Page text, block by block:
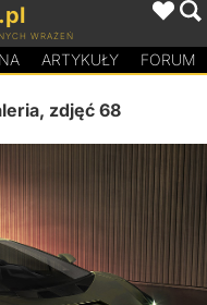
WRAŻEŃ
NA ARTYKUŁY FORUM
zdjęć 68